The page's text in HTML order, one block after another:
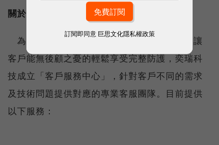
關於奕瑞科技客戶服務中心：
為了成為企業與個人資訊安全的最佳守護，讓
客戶能無後顧之憂的輕鬆享受完整防護，奕瑞科
技成立「客戶服務中心」，針對客戶不同的需求
及技術問題提供對應的專業客服團隊。目前提供
以下服務：
訂閱即同意 巨思文化隱私權政策